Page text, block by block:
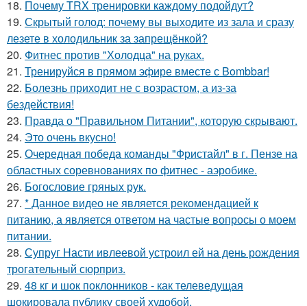
18. Почему TRX тренировки каждому подойдут?
19. Скрытый голод: почему вы выходите из зала и сразу
лезете в холодильник за запрещёнкой?
20. Фитнес против "Холодца" на руках.
21. Тренируйся в прямом эфире вместе с Bombbar!
22. Болезнь приходит не с возрастом, а из-за
бездействия!
23. Правда о "Правильном Питании", которую скрывают.
24. Это очень вкусно!
25. Очередная победа команды "Фристайл" в г. Пензе на
областных соревнованиях по фитнес - аэробике.
26. Богословие гряных рук.
27. * Данное видео не является рекомендацией к
питанию, а является ответом на частые вопросы о моем
питании.
28. Супруг Насти ивлеевой устроил ей на день рождения
трогательный сюрприз.
29. 48 кг и шок поклонников - как телеведущая
шокировала публику своей худобой.